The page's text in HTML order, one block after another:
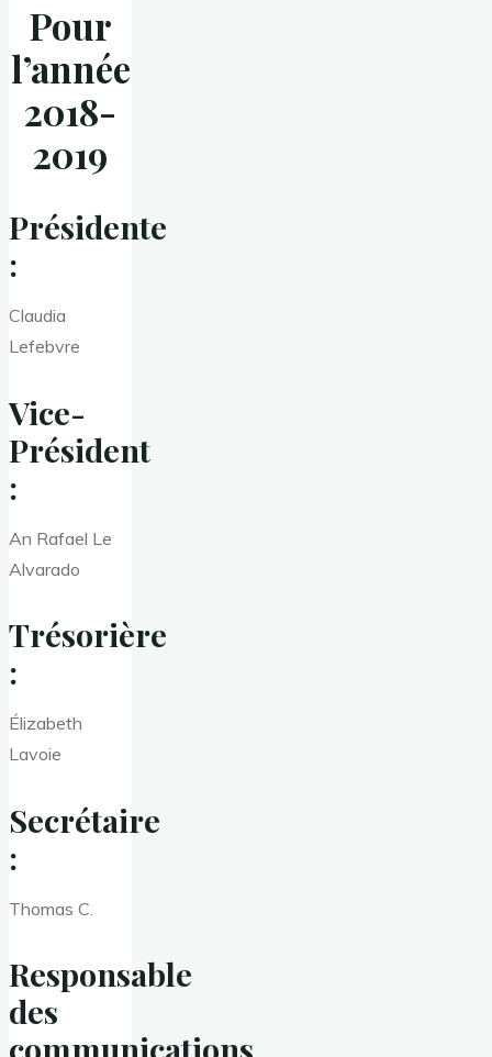
Pour
l’année
2018-
2019
Présidente
:
Claudia
Lefebvre
Vice-
Président
:
An Rafael Le
Alvarado
Trésorière
:
Élizabeth
Lavoie
Secrétaire
:
Thomas C.
Responsable
des